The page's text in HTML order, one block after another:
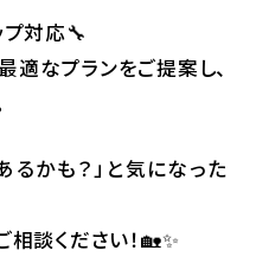
プ対応🔧
なプランをご提案し、
るかも？」と気になった
談ください！🏡✨